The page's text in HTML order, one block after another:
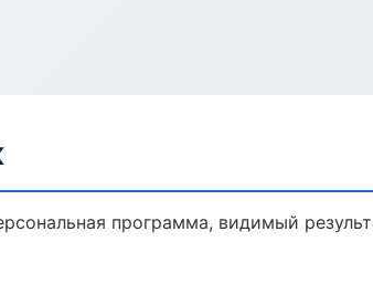
программа, видимый